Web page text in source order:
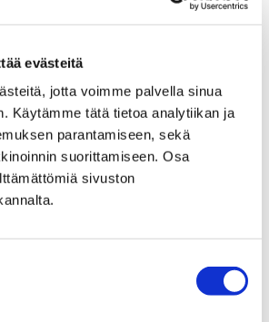
evästeitä
jotta voimme palvella sinua
Käytämme tätä tietoa analytiikan ja
parantamiseen, sekä
suorittamiseen. Osa
sivuston
lausunnot
Jämijärvi
lausunnot